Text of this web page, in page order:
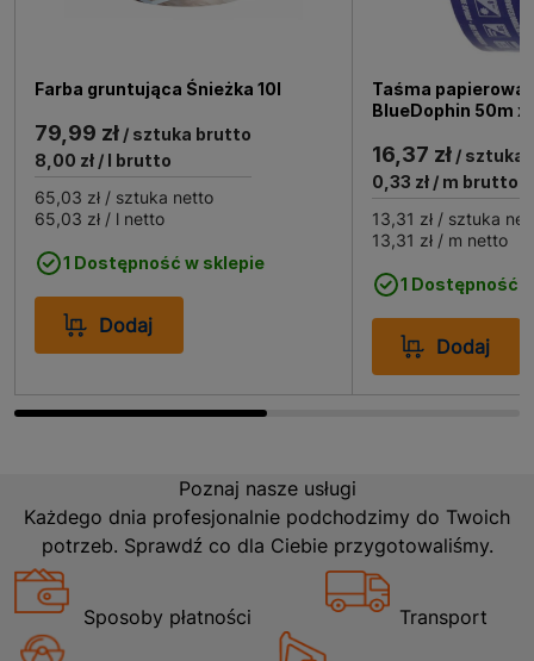
Zastosowanie Farba Caparol Samtex 7 baza B1 5l
Farba Caparol Samtex 7 baza B1 jest idealna do
malowania ścian wewnętrznych w domach, biurach czy
miejscach użyteczności publicznej. Dzięki swojej
odporności na zabrudzenia i łatwości w czyszczeniu,
doskonale sprawdzi się w kuchniach, korytarzach oraz
pokojach dziecięcych. Jej uniwersalność i wysoka
jakość sprawiają, że jest to produkt, który spełni
oczekiwania nawet najbardziej wymagających
użytkowników.
Farba gruntująca Śnieżka 10l
79,99 zł / sztuka brutto
8,00 zł / l brutto
65,03 zł / sztuka netto
65,03 zł / l netto
1 Dostępność w sklepie
Dodaj
Taśma papierowa
BlueDophin 50m x
16,37 zł/ sztuka
0,33 zł/ m brutto
13,31 zł/ sztuka
13,31 zł/ m netto
1 Dostępność
Dodaj
Poznaj nasze usługi
Każdego dnia profesjonalnie podchodzimy do Twoich
potrzeb. Sprawdź co dla Ciebie przygotowaliśmy.
Sposoby płatności Transport